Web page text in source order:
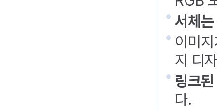
서체
이미
지 디
링크
다.